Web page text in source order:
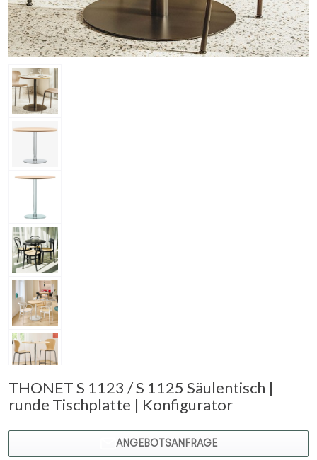
THONET S 1123 / S 1125 Säulentisch |
runde Tischplatte | Konfigurator
ANGEBOTSANFRAGE